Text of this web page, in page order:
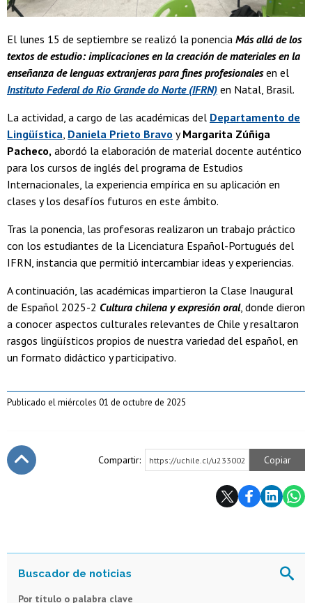
El lunes 15 de septiembre se realizó la ponencia Más allá de los
textos de estudio: implicaciones en la creación de materiales en la
enseñanza de lenguas extranjeras para fines profesionalesen el
Instituto Federal do Rio Grande do Norte (IFRN) en Natal, Brasil.
La actividad, a cargo de las académicas del Departamento de
Lingüística, Daniela Prieto Bravo yMargarita Zúñiga
Pacheco, abordó la elaboración de material docente auténtico
para los cursos de inglés del programa de Estudios
Internacionales, la experiencia empírica en su aplicación en
clases y los desafíos futuros en este ámbito.
Tras la ponencia, las profesoras realizaron un trabajo práctico
con los estudiantes de la Licenciatura Español-Portugués del
IFRN, instancia que permitió intercambiar ideas y experiencias.
A continuación, las académicas impartieron la Clase Inaugural
de Español 2025-2 Cultura chilena y expresión oral, donde dieron
a conocer aspectos culturales relevantes de Chile y resaltaron
rasgos lingüísticos propios de nuestra variedad del español, en
un formato didáctico y participativo.
Publicado el miércoles 01 de octubre de 2025
Compartir: https://uchile.cl/u233002 Copiar
Por título o palabra clave